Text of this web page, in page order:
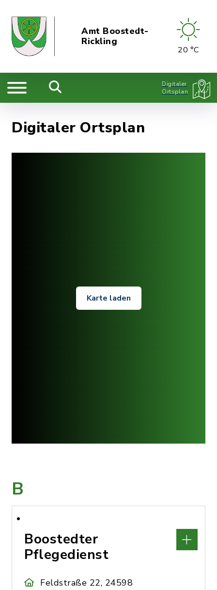
Amt Boostedt-
Rickling
20 °C
Digitaler
Ortsplan
Digitaler Ortsplan
Karte laden
B
Boostedter
Pflegedienst
Feldstraße 22, 24598